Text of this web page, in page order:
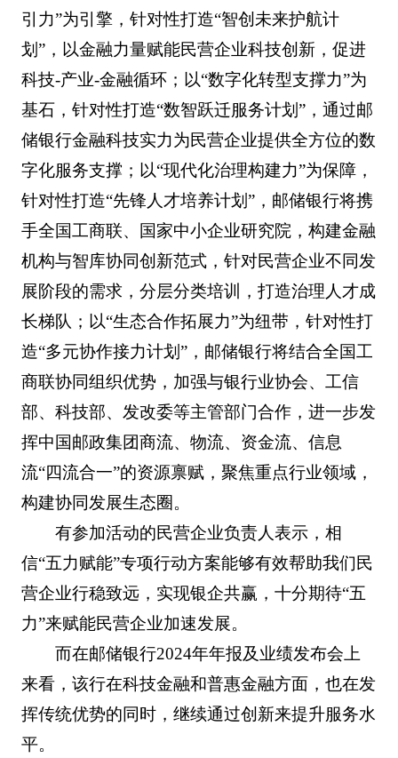
引力”为引擎，针对性打造“智创未来护航计
划”，以金融力量赋能民营企业科技创新，促进
科技-产业-金融循环；以“数字化转型支撑力”为
基石，针对性打造“数智跃迁服务计划”，通过邮
储银行金融科技实力为民营企业提供全方位的数
字化服务支撑；以“现代化治理构建力”为保障，
针对性打造“先锋人才培养计划”，邮储银行将携
手全国工商联、国家中小企业研究院，构建金融
机构与智库协同创新范式，针对民营企业不同发
展阶段的需求，分层分类培训，打造治理人才成
长梯队；以“生态合作拓展力”为纽带，针对性打
造“多元协作接力计划”，邮储银行将结合全国工
商联协同组织优势，加强与银行业协会、工信
部、科技部、发改委等主管部门合作，进一步发
挥中国邮政集团商流、物流、资金流、信息
流“四流合一”的资源禀赋，聚焦重点行业领域，
构建协同发展生态圈。
有参加活动的民营企业负责人表示，相
信“五力赋能”专项行动方案能够有效帮助我们民
营企业行稳致远，实现银企共赢，十分期待“五
力”来赋能民营企业加速发展。
而在邮储银行2024年年报及业绩发布会上
来看，该行在科技金融和普惠金融方面，也在发
挥传统优势的同时，继续通过创新来提升服务水
平。